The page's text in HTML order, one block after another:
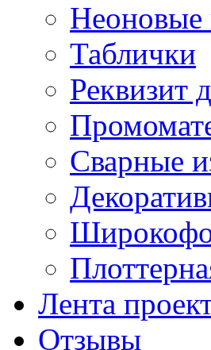
Неоновые
Таблички
Реквизит
Сварные
Лента
Отзывы